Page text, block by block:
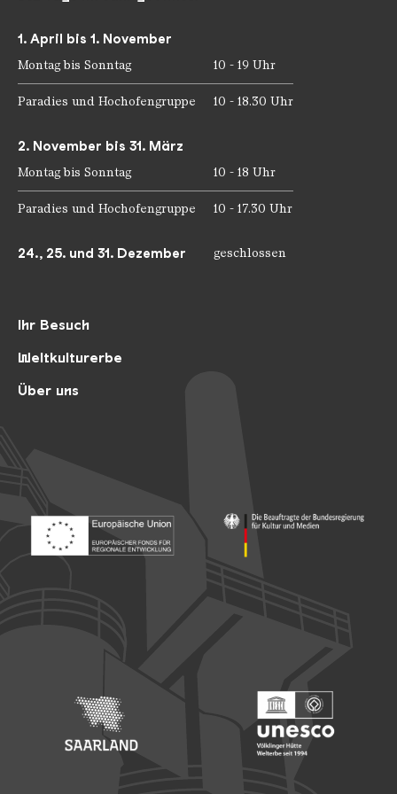
Ihr Besuch
Weltkulturerbe
Über uns
1. April bis 1. November
Montag bis Sonntag 10 - 19 Uhr
Paradies und Hochofengruppe 10 - 18.30 Uhr
2. November bis 31. März
Montag bis Sonntag 10 - 18 Uhr
Paradies und Hochofengruppe 10 - 17.30 Uhr
24., 25. und 31. Dezember geschlossen